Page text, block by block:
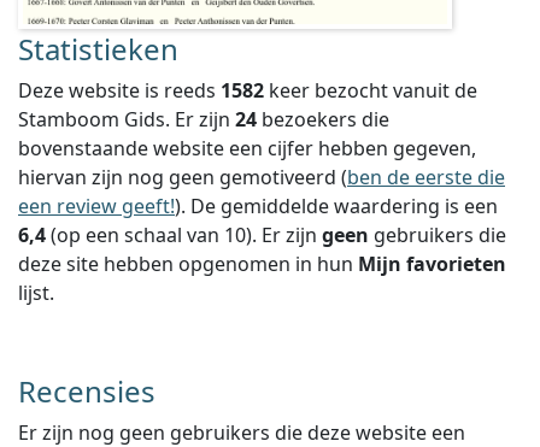
Statistieken
Deze website is reeds 1582 keer bezocht vanuit de
Stamboom Gids. Er zijn 24 bezoekers die
bovenstaande website een cijfer hebben gegeven,
hiervan zijn nog geen gemotiveerd (ben de eerste die
een review geeft!). De gemiddelde waardering is een
6,4(op een schaal van 10). Er zijn geen gebruikers die
deze site hebben opgenomen in hun Mijn favorieten
lijst.
Recensies
Er zijn nog geen gebruikers die deze website een